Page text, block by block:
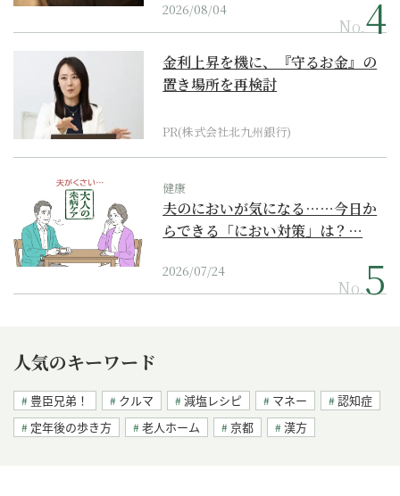
2026/08/04
No.
金利上昇を機に、『守るお金』の
置き場所を再検討
PR(株式会社北九州銀行)
健康
夫のにおいが気になる……今日か
らできる「におい対策」は？…
2026/07/24
No.
人気のキーワード
豊臣兄弟！ クルマ 減塩レシピ マネー
認知症
定年後の歩き方
老人ホーム 京都 漢方